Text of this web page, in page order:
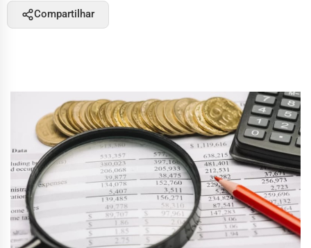
Compartilhar